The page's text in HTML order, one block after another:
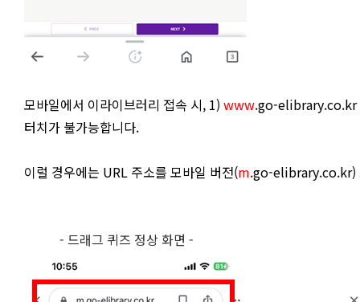
모바일에서 이라이브러리 접속 시, 1) www.go-elibrary.co.kr
터치가 불가능합니다.
이럴 경우에는 URL 주소를 모바일 버전(m.go-elibrary.co.kr)
- 드래그 퀴즈 정상 화면 -